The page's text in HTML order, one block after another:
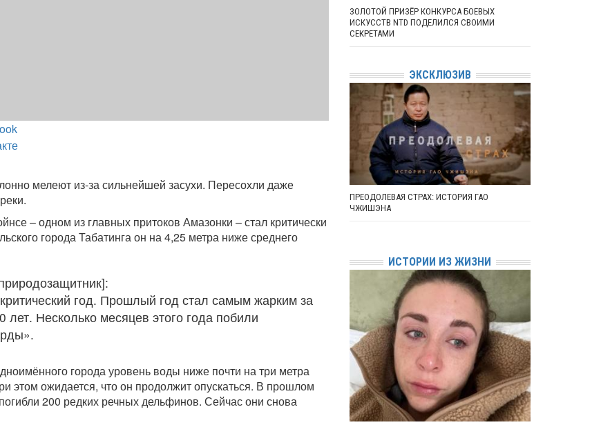
мелеют из-за сильнейшей засухи. Пересохли даже
– одном из главных притоков Амазонки – стал критически
города Табатинга он на 4,25 метра ниже среднего
год. Прошлый год стал самым жарким за
лет. Несколько месяцев этого года побили
города уровень воды ниже почти на три метра
этом ожидается, что он продолжит опускаться. В прошлом
погибли 200 редких речных дельфинов. Сейчас они снова
ЗОЛОТОЙ ПРИЗЁР КОНКУРСА БОЕВЫХ
ИСКУССТВ NTD ПОДЕЛИЛСЯ СВОИМИ
СЕКРЕТАМИ
ЭКСКЛЮЗИВ
ПРЕОДОЛЕВАЯ СТРАХ: ИСТОРИЯ ГАО
ЧЖИШЭНА
ИСТОРИИ ИЗ ЖИЗНИ